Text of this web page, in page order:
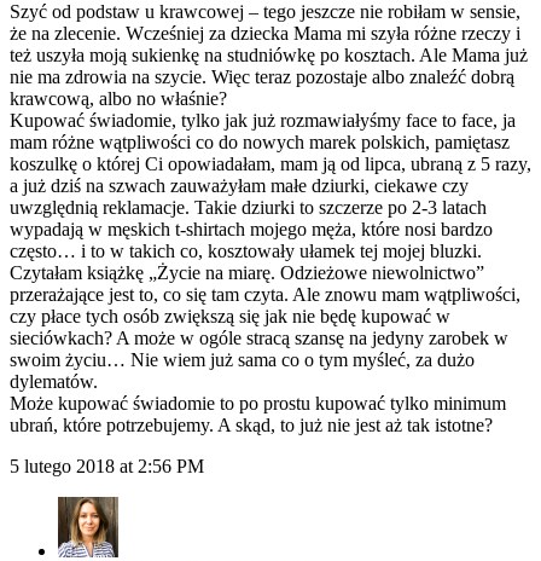
Szyć od podstaw u krawcowej – tego jeszcze nie robiłam w sensie,
że na zlecenie. Wcześniej za dziecka Mama mi szyła różne rzeczy i
też uszyła moją sukienkę na studniówkę po kosztach. Ale Mama już
nie ma zdrowia na szycie. Więc teraz pozostaje albo znaleźć dobrą
krawcową, albo no właśnie?
Kupować świadomie, tylko jak już rozmawiałyśmy face to face, ja
mam różne wątpliwości co do nowych marek polskich, pamiętasz
koszulkę o której Ci opowiadałam, mam ją od lipca, ubraną z 5 razy,
a już dziś na szwach zauważyłam małe dziurki, ciekawe czy
uwzględnią reklamacje. Takie dziurki to szczerze po 2-3 latach
wypadają w męskich t-shirtach mojego męża, które nosi bardzo
często… i to w takich co, kosztowały ułamek tej mojej bluzki.
Czytałam książkę „Życie na miarę. Odzieżowe niewolnictwo”
przerażające jest to, co się tam czyta. Ale znowu mam wątpliwości,
czy płace tych osób zwiększą się jak nie będę kupować w
sieciówkach? A może w ogóle stracą szansę na jedyny zarobek w
swoim życiu… Nie wiem już sama co o tym myśleć, za dużo
dylematów.
Może kupować świadomie to po prostu kupować tylko minimum
ubrań, które potrzebujemy. A skąd, to już nie jest aż tak istotne?
5 lutego 2018 at 2:56 PM